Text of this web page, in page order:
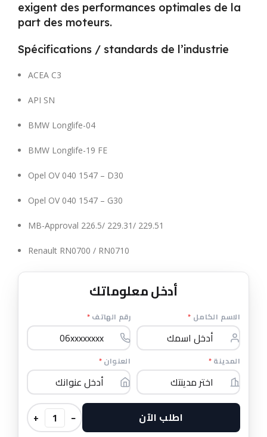
exigent des performances optimales de la
part des moteurs.
Spécifications / standards de l’industrie
ACEA C3
API SN
BMW Longlife-04
BMW Longlife-19 FE
Opel OV 040 1547 – D30
Opel OV 040 1547 – G30
MB-Approval 226.5/ 229.31/ 229.51
Renault RN0700 / RN0710
أدخل معلوماتك
الاسم الكامل * رقم الهاتف*
المدينة* العنوان*
اطلب الآن −
+